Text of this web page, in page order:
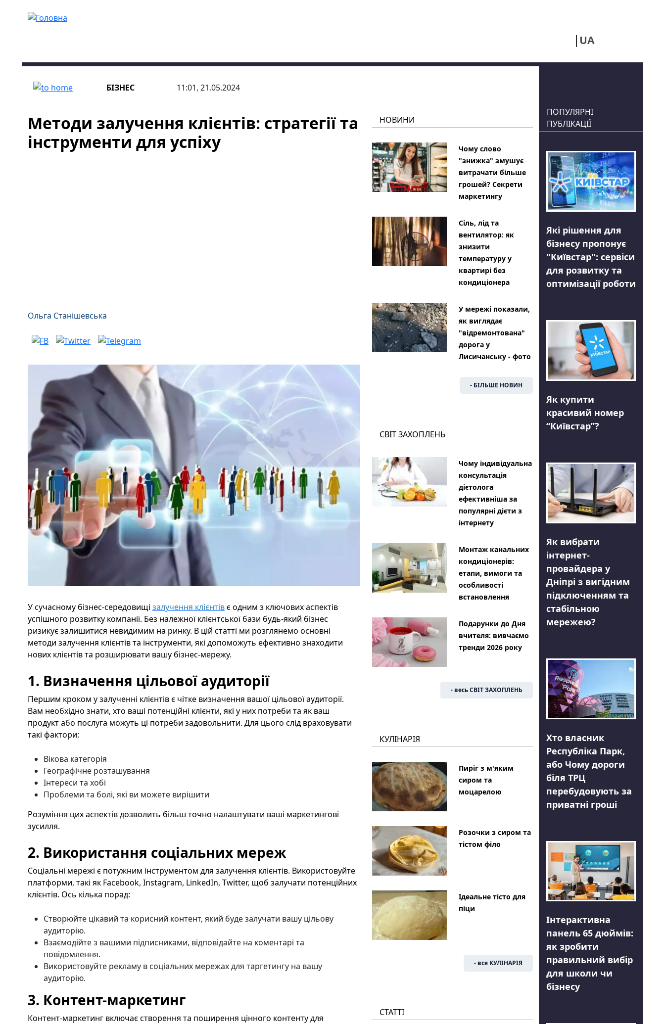
UA
БІЗНЕС 11:01, 21.05.2024
Методи залучення клієнтів: стратегії та
інструменти для успіху
Ольга Станішевська
У сучасному бізнес-середовищі залучення клієнтівє одним з ключових аспектів
успішного розвитку компанії. Без належної клієнтської бази будь-який бізнес
ризикує залишитися невидимим на ринку. В цій статті ми розглянемо основні
методи залучення клієнтів та інструменти, які допоможуть ефективно знаходити
нових клієнтів та розширювати вашу бізнес-мережу.
1. Визначення цільової аудиторії
Першим кроком у залученні клієнтів є чітке визначення вашої цільової аудиторії.
Вам необхідно знати, хто ваші потенційні клієнти, які у них потреби та як ваш
продукт або послуга можуть ці потреби задовольнити. Для цього слід враховувати
такі фактори:
Вікова категорія
Географічне розташування
Інтереси та хобі
Проблеми та болі, які ви можете вирішити
Розуміння цих аспектів дозволить більш точно налаштувати ваші маркетингові
зусилля.
2. Використання соціальних мереж
Соціальні мережі є потужним інструментом для залучення клієнтів. Використовуйте
платформи, такі як Facebook, Instagram, LinkedIn, Twitter, щоб залучати потенційних
клієнтів. Ось кілька порад:
Створюйте цікавий та корисний контент, який буде залучати вашу цільову
аудиторію.
Взаємодійте з вашими підписниками, відповідайте на коментарі та
повідомлення.
Використовуйте рекламу в соціальних мережах для таргетингу на вашу
аудиторію.
3. Контент-маркетинг
Контент-маркетинг включає створення та поширення цінного контенту для
НОВИНИ
Чому слово
"знижка" змушує
витрачати більше
грошей? Секрети
маркетингу
Сіль, лід та
вентилятор: як
знизити
температуру у
квартирі без
кондиціонера
У мережі показали,
як виглядає
"відремонтована"
дорога у
Лисичанську - фото
- БІЛЬШЕ НОВИН
СВІТ ЗАХОПЛЕНЬ
Чому індивідуальна
консультація
дієтолога
ефективніша за
популярні дієти з
інтернету
Монтаж канальних
кондиціонерів:
етапи, вимоги та
особливості
встановлення
Подарунки до Дня
вчителя: вивчаємо
тренди 2026 року
- весь СВІТ ЗАХОПЛЕНЬ
КУЛІНАРІЯ
Пиріг з м'яким
сиром та
моцарелою
Розочки з сиром та
тістом філо
Ідеальне тісто для
піци
- вся КУЛІНАРІЯ
СТАТТІ
ПОПУЛЯРНІ
ПУБЛІКАЦІЇ
Які рішення для
бізнесу пропонує
"Київстар": сервіси
для розвитку та
оптимізації роботи
Як купити
красивий номер
“Київстар”?
Як вибрати
інтернет-
провайдера у
Дніпрі з вигідним
підключенням та
стабільною
мережею?
Хто власник
Республіка Парк,
або Чому дороги
біля ТРЦ
перебудовують за
приватні гроші
Інтерактивна
панель 65 дюймів:
як зробити
правильний вибір
для школи чи
бізнесу